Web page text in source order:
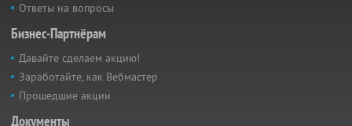
Ответы на вопросы
Бизнес-Партнёрам
Давайте сделаем акцию!
Заработайте, как Вебмастер
Прошедшие акции
Документы